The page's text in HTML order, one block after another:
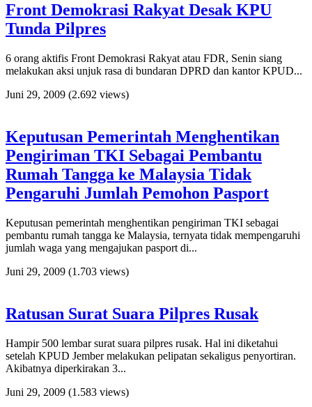
Front Demokrasi Rakyat Desak KPU
Tunda Pilpres
6 orang aktifis Front Demokrasi Rakyat atau FDR, Senin siang
melakukan aksi unjuk rasa di bundaran DPRD dan kantor KPUD...
Juni 29, 2009 (2.692 views)
Keputusan Pemerintah Menghentikan
Pengiriman TKI Sebagai Pembantu
Rumah Tangga ke Malaysia Tidak
Pengaruhi Jumlah Pemohon Pasport
Keputusan pemerintah menghentikan pengiriman TKI sebagai
pembantu rumah tangga ke Malaysia, ternyata tidak mempengaruhi
jumlah waga yang mengajukan pasport di...
Juni 29, 2009 (1.703 views)
Ratusan Surat Suara Pilpres Rusak
Hampir 500 lembar surat suara pilpres rusak. Hal ini diketahui
setelah KPUD Jember melakukan pelipatan sekaligus penyortiran.
Akibatnya diperkirakan 3...
Juni 29, 2009 (1.583 views)